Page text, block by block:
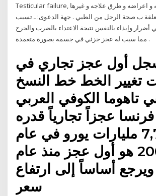
Testicular failure, فشل الخصية اسبابه و اعراضه و طرق علاجه و غيرها
ب صحة الرجل من الطبي . جهة الدعوى: ـ تسبب
وإيذاء بالنفس نتيجة الاعتداء بالضرب والجرح
مما سبب له عجز جزئي في جسمه بصورة متعمدة .
أول عجز تجاري في
تغيير الخط خط النسخ
تاهوما الكوفي العربي
عجزاً تجارياً قدره
7,765 مليارات يورو في عام
2004 هو أول عجز منذ عام
ويرجع أساساً إلى ارتفاع
سعر